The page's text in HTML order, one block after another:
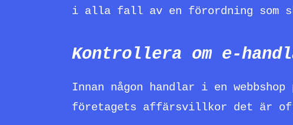
i alla fall av en förordning som
Kontrollera om e-
Innan någon handlar i en
företagets affärsvillkor det är